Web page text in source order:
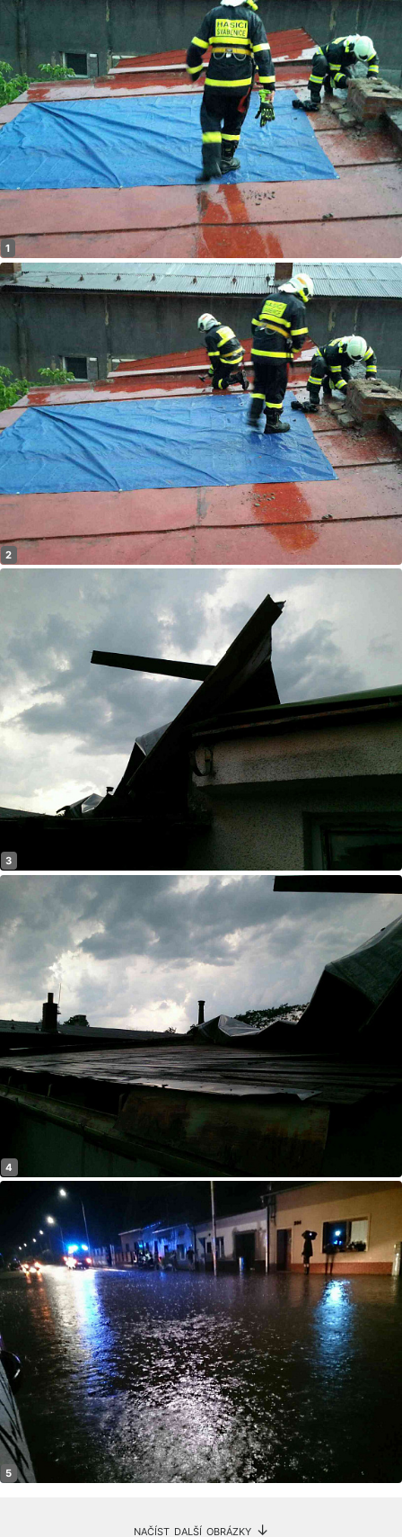
načíst další obrázky ↓